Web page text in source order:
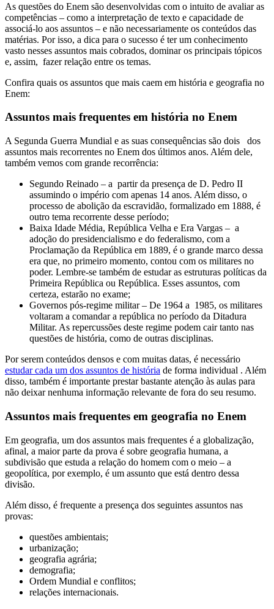
As questões do Enem são desenvolvidas com o intuito de avaliar as
competências – como a interpretação de texto e capacidade de
associá-lo aos assuntos – e não necessariamente os conteúdos das
matérias. Por isso, a dica para o sucesso é ter um conhecimento
vasto nesses assuntos mais cobrados, dominar os principais tópicos
e, assim, fazer relação entre os temas.
Confira quais os assuntos que mais caem em história e geografia no
Enem:
Assuntos mais frequentes em história no Enem
A Segunda Guerra Mundial e as suas consequências são dois dos
assuntos mais recorrentes no Enem dos últimos anos. Além dele,
também vemos com grande recorrência:
Segundo Reinado – a partir da presença de D. Pedro II
assumindo o império com apenas 14 anos. Além disso, o
processo de abolição da escravidão, formalizado em 1888, é
outro tema recorrente desse período;
Baixa Idade Média, República Velha e Era Vargas – a
adoção do presidencialismo e do federalismo, com a
Proclamação da República em 1889, é o grande marco dessa
era que, no primeiro momento, contou com os militares no
poder. Lembre-se também de estudar as estruturas políticas da
Primeira República ou República. Esses assuntos, com
certeza, estarão no exame;
Governos pós-regime militar – De 1964 a 1985, os militares
voltaram a comandar a república no período da Ditadura
Militar. As repercussões deste regime podem cair tanto nas
questões de história, como de outras disciplinas.
Por serem conteúdos densos e com muitas datas, é necessário
estudar cada um dos assuntos de história de forma individual . Além
disso, também é importante prestar bastante atenção às aulas para
não deixar nenhuma informação relevante de fora do seu resumo.
Assuntos mais frequentes em geografia no Enem
Em geografia, um dos assuntos mais frequentes é a globalização,
afinal, a maior parte da prova é sobre geografia humana, a
subdivisão que estuda a relação do homem com o meio – a
geopolítica, por exemplo, é um assunto que está dentro dessa
divisão.
Além disso, é frequente a presença dos seguintes assuntos nas
provas:
questões ambientais;
urbanização;
geografia agrária;
demografia;
Ordem Mundial e conflitos;
relações internacionais.